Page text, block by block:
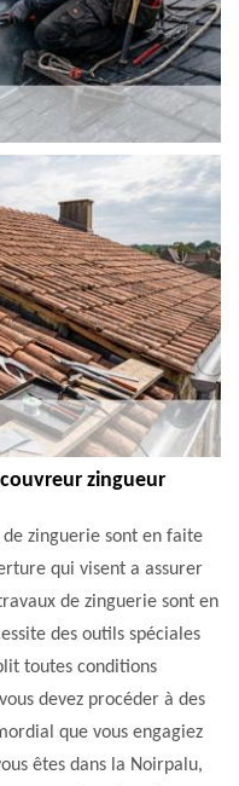
zingueur
zinguerie sont en faite
qui visent a assurer
de zinguerie sont en
des outils spéciales
toutes conditions
devez procéder à des
que vous engagiez
êtes dans la Noirpalu,